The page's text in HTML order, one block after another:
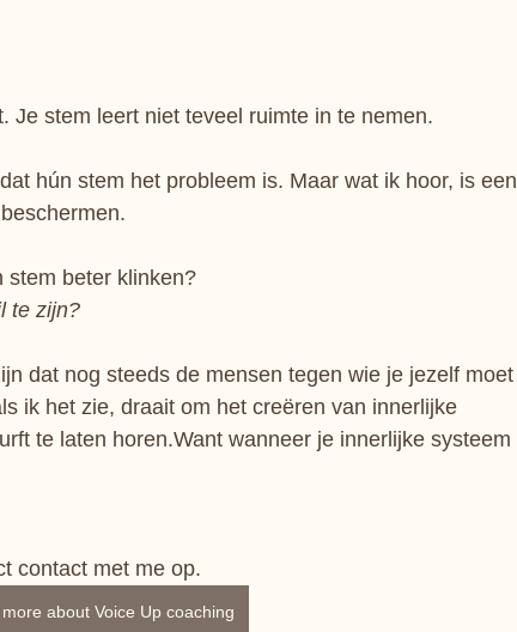
Je stem leert niet teveel ruimte in te nemen.
hún stem het probleem is. Maar wat ik hoor, is een
stem beter klinken?
te zijn?
dat nog steeds de mensen tegen wie je jezelf moet
ik het zie, draait om het creëren van innerlijke
te laten horen.Want wanneer je innerlijke systeem
contact met me op.
about Voice Up coaching